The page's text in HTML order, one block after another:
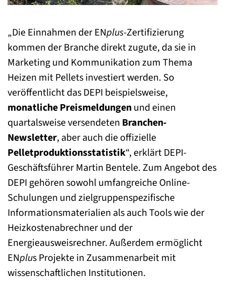
„Die Einnahmen der ENplus-Zertifizierung
kommen der Branche direkt zugute, da sie in
Marketing und Kommunikation zum Thema
Heizen mit Pellets investiert werden. So
veröffentlicht das DEPI beispielsweise,
monatliche Preismeldungenund einen
quartalsweise versendeten Branchen-
Newsletter, aber auch die offizielle
Pelletproduktionsstatistik“, erklärt DEPI-
Geschäftsführer Martin Bentele. Zum Angebot des
DEPI gehören sowohl umfangreiche Online-
Schulungen und zielgruppenspezifische
Informationsmaterialien als auch Tools wie der
Heizkostenabrechner und der
Energieausweisrechner. Außerdem ermöglicht
ENplus Projekte in Zusammenarbeit mit
wissenschaftlichen Institutionen.